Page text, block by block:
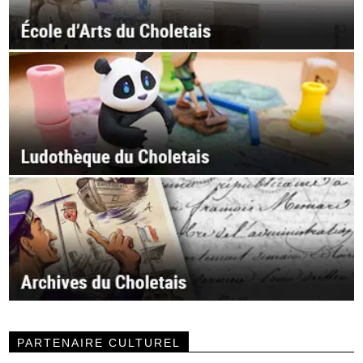
PARTENAIRE CULTUREL